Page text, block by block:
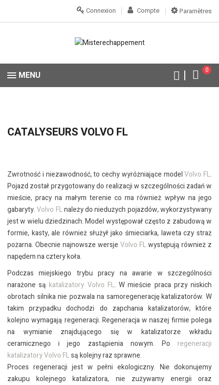
Paramètres
Compte
Connexion
0
MENU
CATALYSEURS VOLVO FL
Zwrotność i niezawodność, to cechy wyróżniające modelVolvo FL.
Pojazd został przygotowany do realizacji w szczególności zadań w
mieście, pracy na małym terenie co ma również wpływ na jego
gabaryty.Volvo FLnależy do niedużych pojazdów, wykorzystywany
jest w wielu dziedzinach. Model występował często z zabudową w
formie, kasty, ale również służył jako śmieciarka, laweta czy straż
pożarna. Obecnie najnowsze wersje Volvo FLwystępują również z
napędem na cztery koła.
Podczas miejskiego trybu pracy na awarie w szczególności
narażone są katalizatory Volvo FL. W mieście praca przy niskich
obrotach silnika nie pozwala na samoregenerację katalizatorów. W
takim przypadku dochodzi do zapchania katalizatorów, które
kolejno wymagają regeneracji. Regeneracja w naszej firmie polega
na wymianie znajdującego się w katalizatorze wkładu
ceramicznego i jego zastąpienia nowym. Po regeneracji
katalizatory Volvo FLsą kolejny raz sprawne.
Proces regeneracji jest w pełni ekologiczny. Nie dokonujemy
zakupu kolejnego katalizatora, nie zużywamy energii oraz